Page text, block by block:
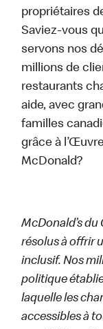
propriétaires
Saviez-vous
servons nos
millions de
restaurants
aide, avec
familles
grâce à
McDonald?
McDonald’s du
résolus à offrir
inclusif. Nos
politique
laquelle les
accessibles à